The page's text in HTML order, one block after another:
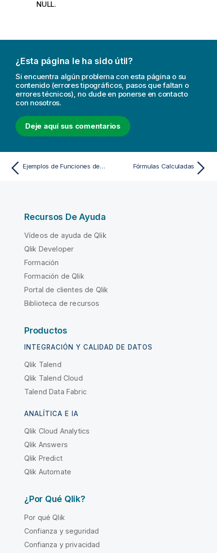
NULL.
¿Esta página le ha sido útil?
Si encuentra algún problema con esta página o su
contenido (errores tipográficos, pasos que faltan o
errores técnicos), no dude en ponerse en contacto
con nosotros.
Deje aquí sus comentarios
Ejemplos de Funciones de Rango de Gráficos Fórmulas Calculadas
Recursos De Ayuda
Vídeos de ayuda de Qlik
Qlik Developer
Formación
Formación de Qlik
Portal de clientes de Qlik
Biblioteca de recursos
Productos
INTEGRACIÓN Y CALIDAD DE DATOS
Qlik Talend
Qlik Talend Cloud
Talend Data Fabric
ANALÍTICA E IA
Qlik Cloud Analytics
Qlik Answers
Qlik Predict
Qlik Automate
¿Por Qué Qlik?
Por qué Qlik
Confianza y seguridad
Confianza y privacidad